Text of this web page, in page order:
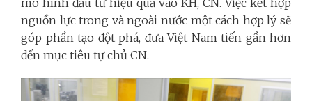
nguồn lực trong và ngoài nước một cách hợp lý sẽ
góp phần tạo đột phá, đưa Việt Nam tiến gần hơn
đến mục tiêu tự chủ CN.